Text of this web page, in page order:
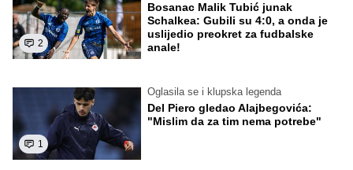
2
Bosanac Malik Tubić junak
Schalkea: Gubili su 4:0, a onda je
uslijedio preokret za fudbalske
anale!
1
Oglasila se i klupska legenda
Del Piero gledao Alajbegovića:
"Mislim da za tim nema potrebe"